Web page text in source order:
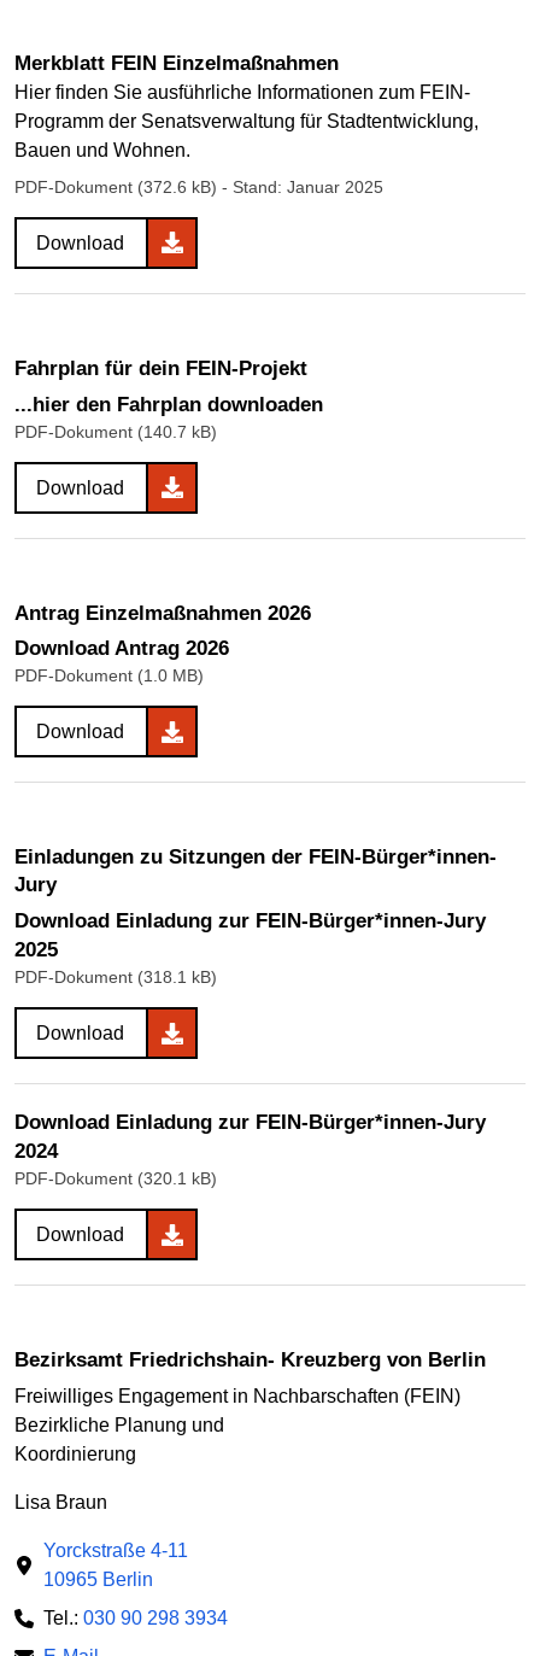
Merkblatt FEIN Einzelmaßnahmen
Hier finden Sie ausführliche Informationen zum FEIN-
Programm der Senatsverwaltung für Stadtentwicklung,
Bauen und Wohnen.
PDF-Dokument (372.6 kB) - Stand: Januar 2025
Download
Fahrplan für dein FEIN-Projekt
...hier den Fahrplan downloaden
PDF-Dokument (140.7 kB)
Download
Antrag Einzelmaßnahmen 2026
Download Antrag 2026
PDF-Dokument (1.0 MB)
Download
Einladungen zu Sitzungen der FEIN-Bürger*innen-
Jury
Download Einladung zur FEIN-Bürger*innen-Jury
2025
PDF-Dokument (318.1 kB)
Download
Download Einladung zur FEIN-Bürger*innen-Jury
2024
PDF-Dokument (320.1 kB)
Download
Bezirksamt Friedrichshain- Kreuzberg von Berlin
Freiwilliges Engagement in Nachbarschaften (FEIN)
Bezirkliche Planung und
Koordinierung
Lisa Braun
Yorckstraße 4-11
10965 Berlin
Tel.: 030 90 298 3934